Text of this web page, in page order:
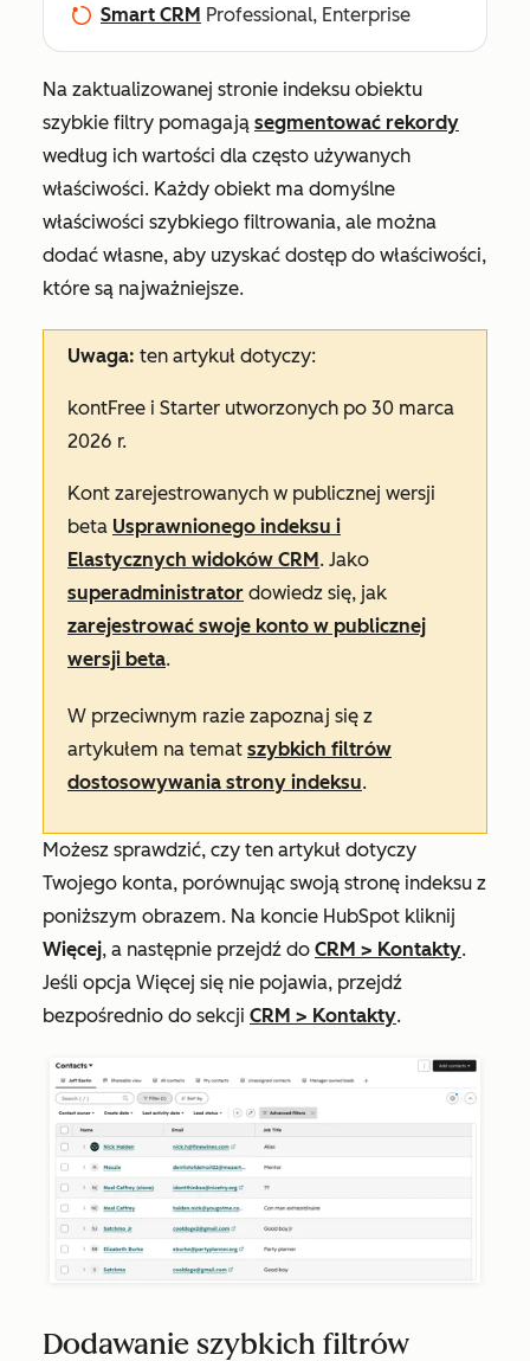
Smart CRM Professional, Enterprise
Na zaktualizowanej stronie indeksu obiektu
szybkie filtry pomagają segmentować rekordy
według ich wartości dla często używanych
właściwości. Każdy obiekt ma domyślne
właściwości szybkiego filtrowania, ale można
dodać własne, aby uzyskać dostęp do właściwości,
które są najważniejsze.
Uwaga: ten artykuł dotyczy:
kontFree i Starter utworzonych po 30 marca
2026 r.
Kont zarejestrowanych w publicznej wersji
beta Usprawnionego indeksu i
Elastycznych widoków CRM. Jako
superadministrator dowiedz się, jak
zarejestrować swoje konto w publicznej
wersji beta.
W przeciwnym razie zapoznaj się z
artykułem na temat szybkich filtrów
dostosowywania strony indeksu.
Możesz sprawdzić, czy ten artykuł dotyczy
Twojego konta, porównując swoją stronę indeksu z
poniższym obrazem. Na koncie HubSpot kliknij
Więcej, a następnie przejdź do CRM > Kontakty.
Jeśli opcja Więcej się nie pojawia, przejdź
bezpośrednio do sekcji CRM > Kontakty.
Dodawanie szybkich filtrów